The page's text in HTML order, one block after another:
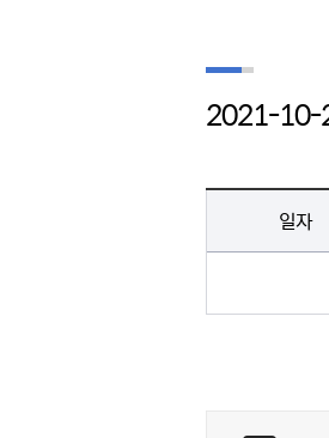
2021-10-
일자